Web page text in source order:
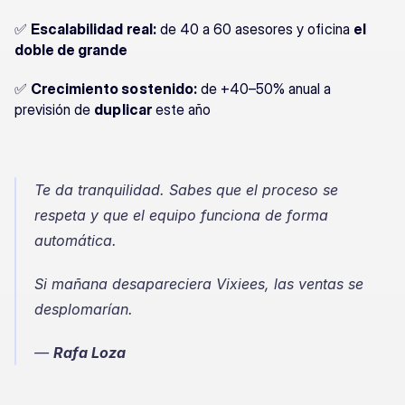
✅ Escalabilidad real: de 40 a 60 asesores y oficina el
doble de grande
✅ Crecimiento sostenido: de +40–50% anual a
previsión de duplicar este año
Te da tranquilidad. Sabes que el proceso se
respeta y que el equipo funciona de forma
automática.
Si mañana desapareciera Vixiees, las ventas se
desplomarían.
— Rafa Loza